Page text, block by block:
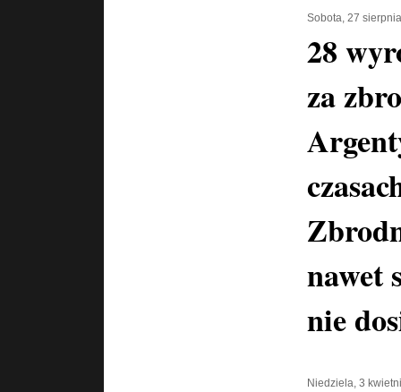
Sobota, 27
28
za
nawet
nie
Niedziela, 3